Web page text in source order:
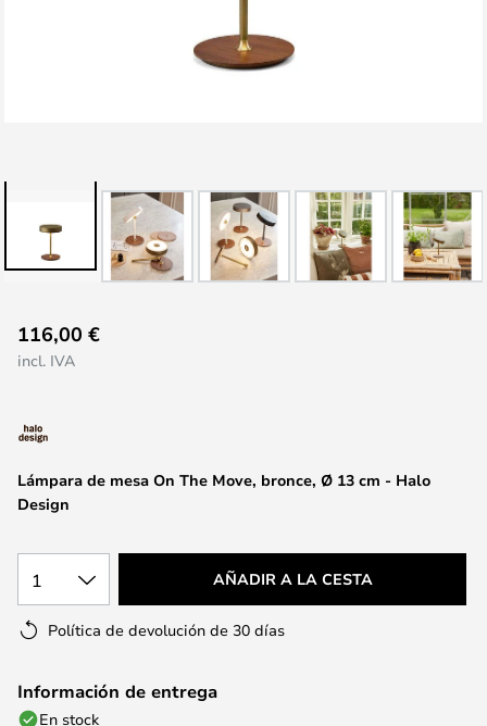
comienzo
galería
de
imágenes
Lámpara de mesa On The Move, bronce, Ø 13 cm - Halo
Design
116,00 €
incl. IVA
1 AÑADIR A LA CESTA
Política de devolución de 30 días
Información de entrega
En stock